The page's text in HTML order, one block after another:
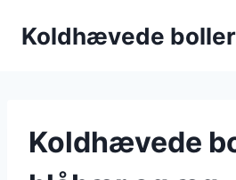
Koldhævede boller
Koldhævede